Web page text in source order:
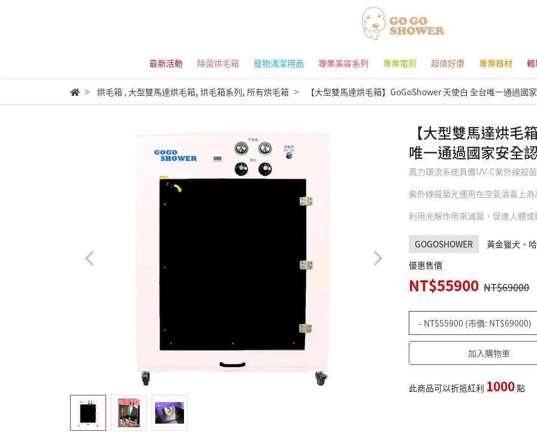
最新活動 除菌烘毛箱 寵物清潔用品 專業美容系列 專業電剪 超值好康 專業器材
烘毛箱, 大型雙馬達烘毛箱, 烘毛箱系列, 所有烘毛箱 【大型雙馬達烘毛箱】GoGoShower 天使白 全台唯一通過國
【大型雙馬達烘毛
唯一通過國家安全
風力環流系統具備UV-C紫外線殺
紫外線殺菌光運用在空氣消毒上
利用光解作用來滅菌，促進人體
GOGOSHOWER
黃金獵犬、
優惠售價
NT$55900 NT$69000
加入購物車
此商品可以折抵紅利 1000點